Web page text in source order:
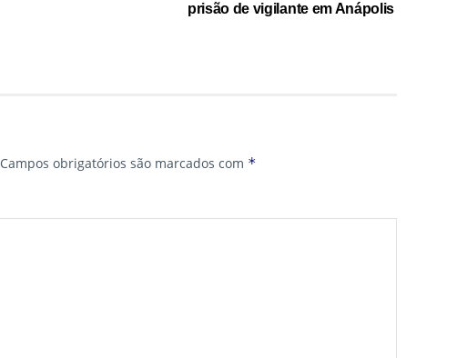
prisão de vigilante em Anápolis
Campos obrigatórios são marcados com *